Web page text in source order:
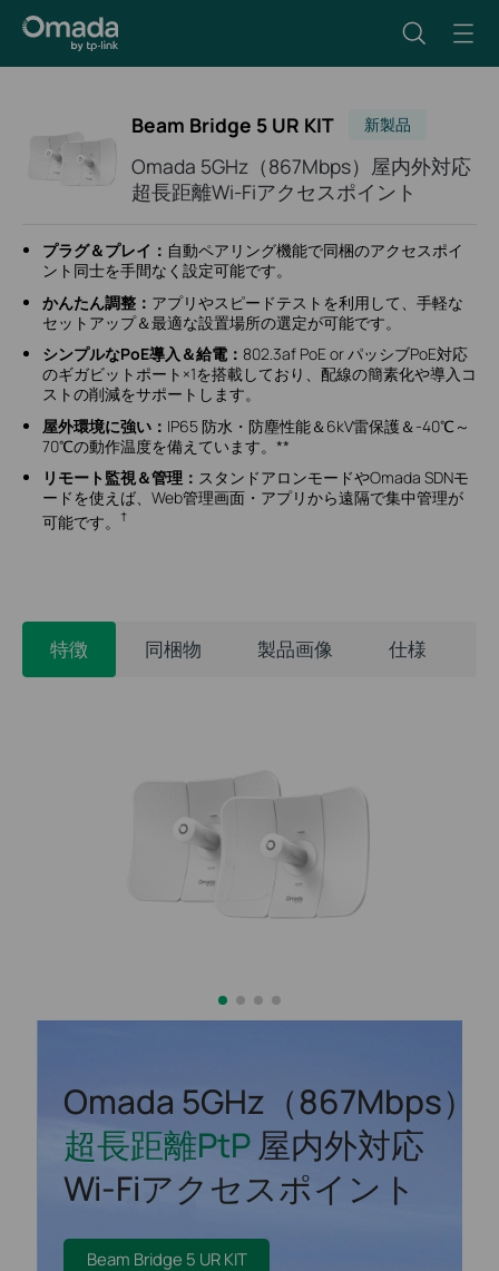
Beam Bridge 5 UR KIT 新製品
Omada 5GHz（867Mbps）屋内外対応
超長距離Wi-Fiアクセスポイント
プラグ＆プレイ： 自動ペアリング機能で同梱のアクセスポイ
ント同士を手間なく設定可能です。
かんたん調整： アプリやスピードテストを利用して、手軽な
セットアップ＆最適な設置場所の選定が可能です。
シンプルなPoE導入＆給電： 802.3af PoE or パッシブPoE対応
のギガビットポート×1を搭載しており、配線の簡素化や導入コ
ストの削減をサポートします。
屋外環境に強い： IP65 防水・防塵性能＆6kV雷保護＆-40℃～
70℃の動作温度を備えています。**
リモート監視＆管理： スタンドアロンモードやOmada SDNモ
ードを使えば、Web管理画面・アプリから遠隔で集中管理が
可能です。
†
特徴 同梱物 製品画像 仕様
Omada 5GHz（867Mbps）
超長距離PtP屋内外対応
Wi-Fiアクセスポイント
Beam Bridge 5 UR KIT